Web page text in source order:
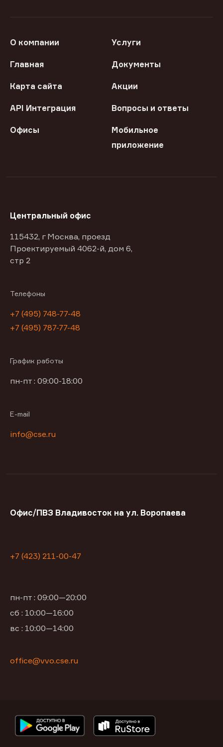
О компании Услуги
Главная Документы
Карта сайта Акции
API Интеграция Вопросы и ответы
Офисы
Мобильное
приложение
Центральный офис
115432, г Москва, проезд
Проектируемый 4062-й, дом 6,
стр 2
Телефоны
+7 (495) 748-77-48
+7 (495) 787-77-48
График работы
пн-пт : 09:00-18:00
E-mail
info@cse.ru
Офис/ПВЗ Владивосток на ул. Воропаева
+7 (423) 211-00-47
пн-пт : 09:00—20:00
сб : 10:00—16:00
вс : 10:00—14:00
office@vvo.cse.ru